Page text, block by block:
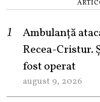
Ambulanță
Recea-Cristur.
fost operat
august 9, 2026